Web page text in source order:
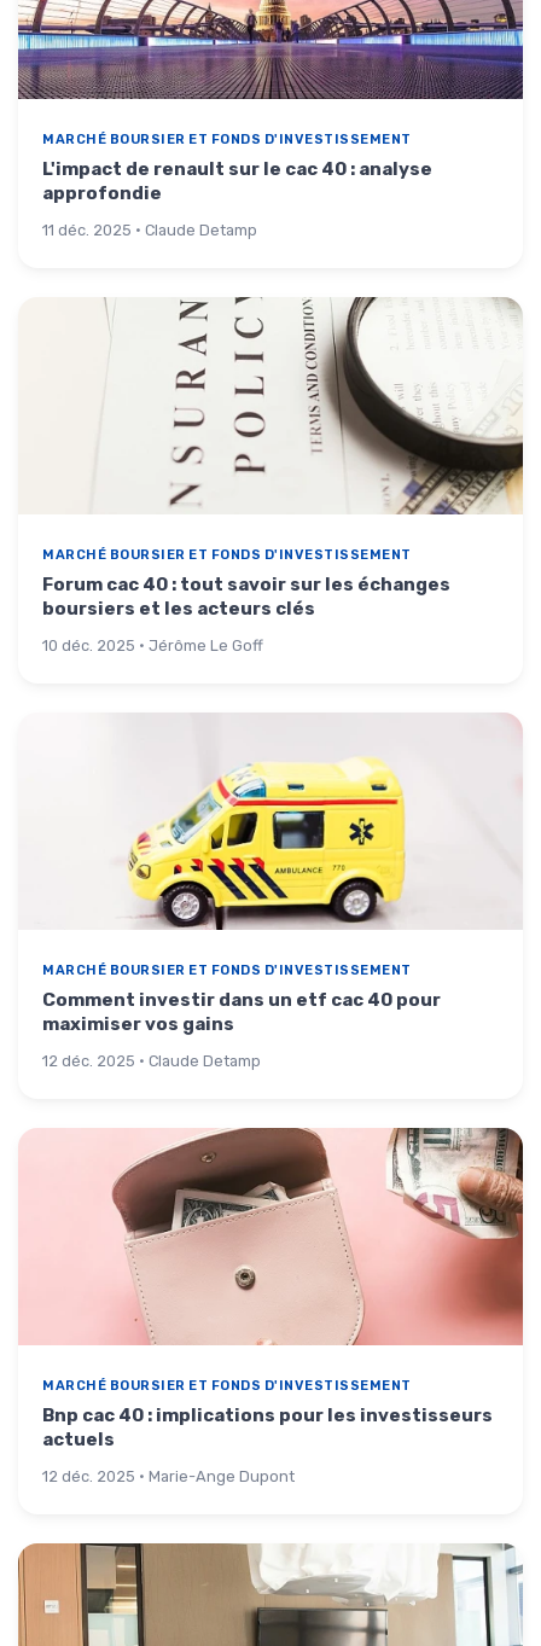
MARCHÉ BOURSIER ET FONDS D'INVESTISSEMENT
L'impact de renault sur le cac 40 : analyse
approfondie
11 déc. 2025 · Claude Detamp
MARCHÉ BOURSIER ET FONDS D'INVESTISSEMENT
Forum cac 40 : tout savoir sur les échanges
boursiers et les acteurs clés
10 déc. 2025 · Jérôme Le Goff
MARCHÉ BOURSIER ET FONDS D'INVESTISSEMENT
Comment investir dans un etf cac 40 pour
maximiser vos gains
12 déc. 2025 · Claude Detamp
MARCHÉ BOURSIER ET FONDS D'INVESTISSEMENT
Bnp cac 40 : implications pour les investisseurs
actuels
12 déc. 2025 · Marie-Ange Dupont